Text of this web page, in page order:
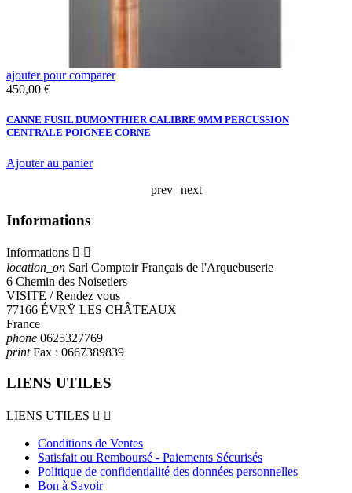
ajouter pour comparer
Prix
450,00 €
CANNE FUSIL DUMONTHIER CALIBRE 9MM PERCUSSION
CENTRALE POIGNEE CORNE
Ajouter au panier
prev next
Informations
Informations  
location_on Sarl Comptoir Français de l'Arquebuserie
6 Chemin des Noisetiers
VISITE / Rendez vous
77166 ÉVRŸ LES CHÂTEAUX
France
phone 0625327769
printFax : 0667389839
LIENS UTILES
LIENS UTILES  
Conditions de Ventes
Satisfait ou Remboursé - Paiements Sécurisés
Politique de confidentialité des données personnelles
Bon à Savoir